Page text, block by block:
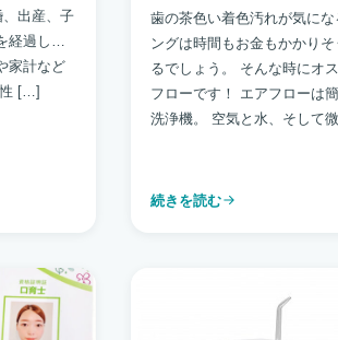
出産、子
過しな
家計など
性 […]
歯の茶色い着色汚れが気に
ングは時間もお金もかかり
るでしょう。 そんな時にオ
フローです！ エアフローは
洗浄機。 空気と水、そして
続きを読む